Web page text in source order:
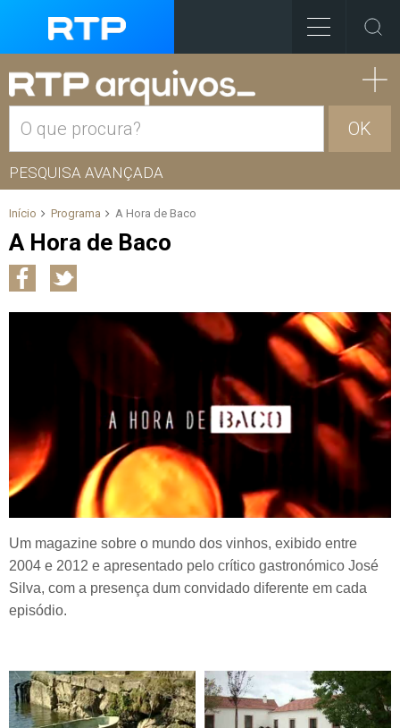
OK
PESQUISA AVANÇADA
Início Programa A Hora de Baco
A Hora de Baco
Um magazine sobre o mundo dos vinhos, exibido entre
2004 e 2012 e apresentado pelo crítico gastronómico José
Silva, com a presença dum convidado diferente em cada
episódio.